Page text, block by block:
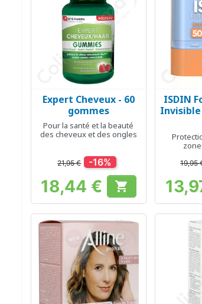
Aperçu rapide
Expert Cheveux - 60
gommes
Pour la santé et la beauté
des cheveux et des ongles
21,95 € -16%
Prix
18,44 € 

ISDIN
Invisible
19,95